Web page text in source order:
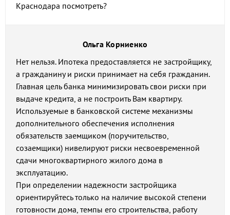
Краснодара посмотреть?
Ольга Корниенко
Нет нельзя. Ипотека предоставляется не застройщику,
а гражданину и риски принимает на себя гражданин.
Главная цель банка минимизировать свои риски при
выдаче кредита, а не построить Вам квартиру.
Используемые в банковской системе механизмы
дополнительного обеспечения исполнения
обязательств заемщиком (поручительство,
созаемщики) нивелируют риски несвоевременной
сдачи многоквартирного жилого дома в
эксплуатацию.
При определении надежности застройщика
ориентируйтесь только на наличие высокой степени
готовности дома, темпы его строительства, работу